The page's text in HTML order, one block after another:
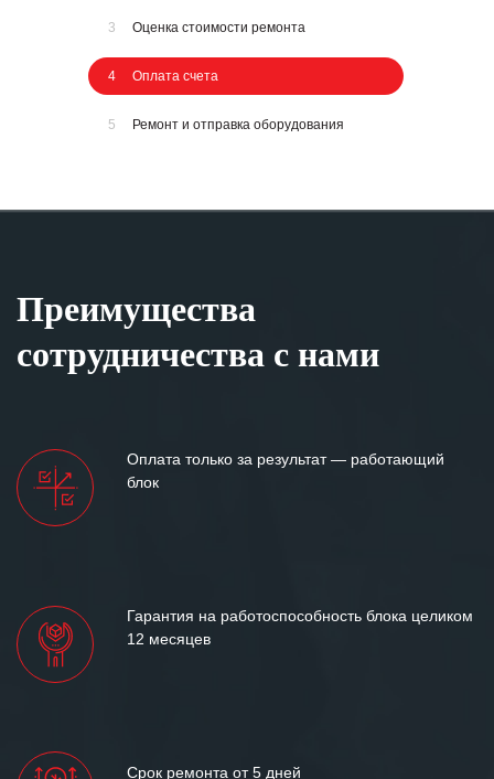
3 Оценка стоимости ремонта
4 Оплата счета
5 Ремонт и отправка оборудования
Преимущества
сотрудничества с нами
Оплата только за результат — работающий
блок
Гарантия на работоспособность блока целиком
12 месяцев
Срок ремонта от 5 дней